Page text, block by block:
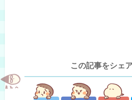
この記事をシェ